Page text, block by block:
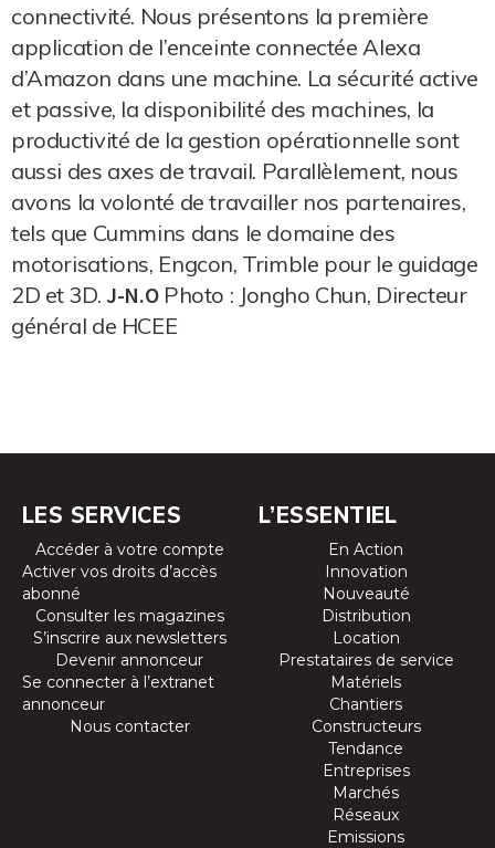
connectivité. Nous présentons la première
application de l’enceinte connectée Alexa
d’Amazon dans une machine. La sécurité active
et passive, la disponibilité des machines, la
productivité de la gestion opérationnelle sont
aussi des axes de travail. Parallèlement, nous
avons la volonté de travailler nos partenaires,
tels que Cummins dans le domaine des
motorisations, Engcon, Trimble pour le guidage
2D et 3D.J-N.OPhoto : Jongho Chun, Directeur
général de HCEE
LES SERVICES
Accéder à votre compte
Activer vos droits d’accès
abonné
Consulter les magazines
S’inscrire aux newsletters
Devenir annonceur
Se connecter à l’extranet
annonceur
Nous contacter
L’ESSENTIEL
En Action
Innovation
Nouveauté
Distribution
Location
Prestataires de service
Matériels
Chantiers
Constructeurs
Tendance
Entreprises
Marchés
Réseaux
Emissions